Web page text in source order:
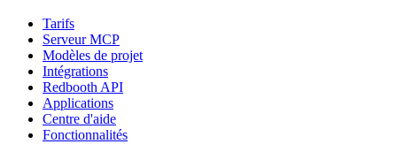
Tarifs
Serveur MCP
Modèles de projet
Intégrations
Redbooth API
Applications
Centre d'aide
Fonctionnalités